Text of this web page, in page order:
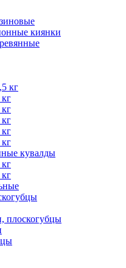
киянки
кг
кувалды
плоскогубцы